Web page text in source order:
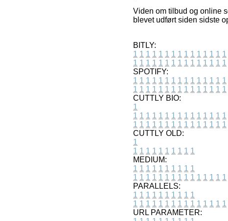
Viden om tilbud og online
blevet udført siden sidste
BITLY:
1 1 1 1 1 1 1 1 1 1 1 1 1 1 1
1 1 1 1 1 1 1 1 1 1 1 1 1 1 1
SPOTIFY:
1 1 1 1 1 1 1 1 1 1 1 1 1 1 1
1 1 1 1 1 1 1 1 1 1 1 1 1 1 1
CUTTLY BIO:
1
1 1 1 1 1 1 1 1 1 1 1 1 1 1 1
1 1 1 1 1 1 1 1 1 1 1 1 1 1 1
CUTTLY OLD:
1
1 1 1 1 1 1 1 1 1 1
MEDIUM:
1 1 1 1 1 1 1 1 1 1
1 1 1 1 1 1 1 1 1 1 1 1 1 1 1
PARALLELS:
1 1 1 1 1 1 1 1 1 1
1 1 1 1 1 1 1 1 1 1 1 1 1 1 1
URL PARAMETER: